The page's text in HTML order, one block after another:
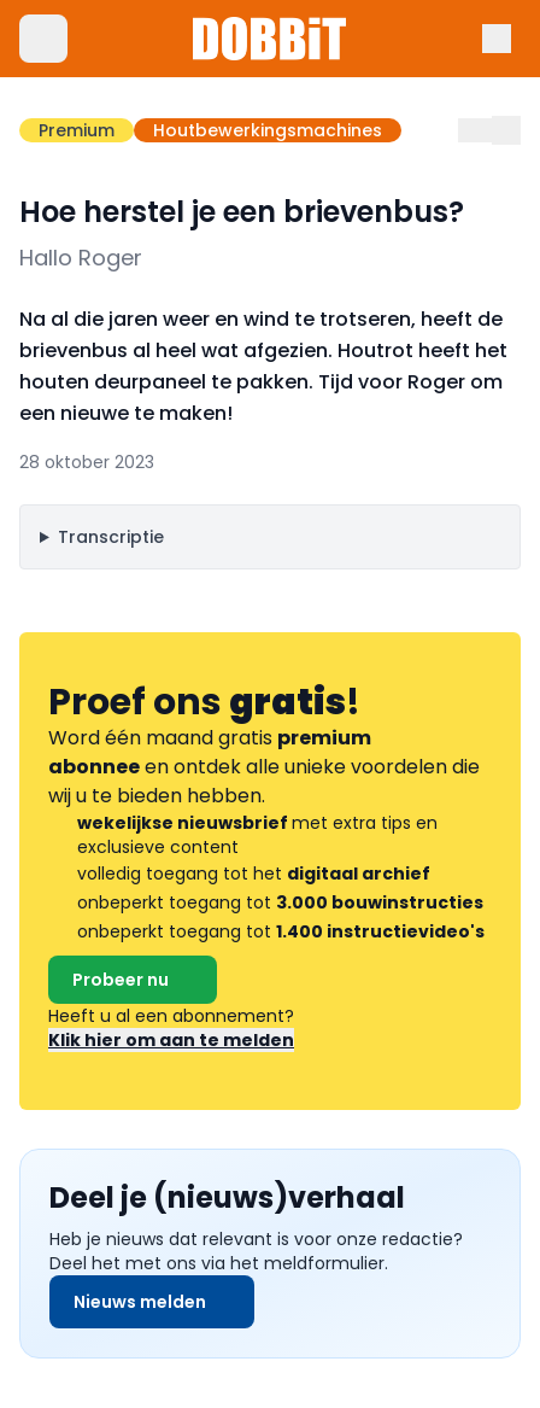
Premium Houtbewerkingsmachines
Hoe herstel je een brievenbus?
Hallo Roger
Na al die jaren weer en wind te trotseren, heeft de
brievenbus al heel wat afgezien. Houtrot heeft het
houten deurpaneel te pakken. Tijd voor Roger om
een nieuwe te maken!
28 oktober 2023
Transcriptie
Proef onsgratis!
Word één maand gratis premium
abonneeen ontdek alle unieke voordelen die
wij u te bieden hebben.
wekelijkse nieuwsbrief met extra tips en
exclusieve content
volledig toegang tot het digitaal archief
onbeperkt toegang tot 3.000 bouwinstructies
onbeperkt toegang tot 1.400 instructievideo's
Probeer nu
Heeft u al een abonnement?
Klik hier om aan te melden
Deel je (nieuws)verhaal
Heb je nieuws dat relevant is voor onze redactie?
Deel het met ons via het meldformulier.
Nieuws melden